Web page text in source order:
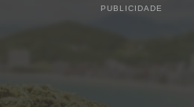
PUBLICIDADE